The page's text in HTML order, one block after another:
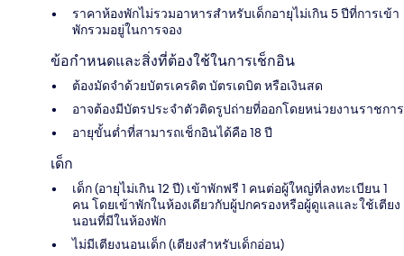
ราคาห้องพักไม่รวมอาหารสำหรับเด็กอายุไม่เกิน 5 ปีที่การเข้า
พักรวมอยู่ในการจอง
ข้อกำหนดและสิ่งที่ต้องใช้ในการเช็กอิน
ต้องมัดจำด้วยบัตรเครดิต บัตรเดบิต หรือเงินสด
อาจต้องมีบัตรประจำตัวติดรูปถ่ายที่ออกโดยหน่วยงานราชการ
อายุขั้นต่ำที่สามารถเช็กอินได้คือ 18 ปี
เด็ก
เด็ก (อายุไม่เกิน 12 ปี) เข้าพักฟรี 1 คนต่อผู้ใหญ่ที่ลงทะเบียน 1
คน โดยเข้าพักในห้องเดียวกับผู้ปกครองหรือผู้ดูแลและใช้เตียง
นอนที่มีในห้องพัก
ไม่มีเตียงนอนเด็ก (เตียงสำหรับเด็กอ่อน)